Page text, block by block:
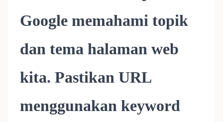
Google memahami topik
dan tema halaman web
kita. Pastikan URL
menggunakan keyword